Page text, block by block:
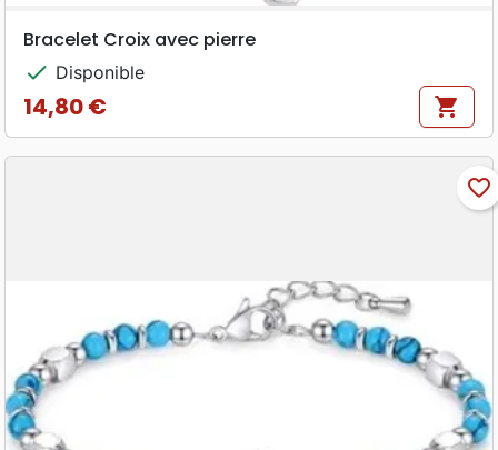
Bracelet Croix avec pierre
check Disponible
Prix
14,80 € shopping_cart
favorite_border